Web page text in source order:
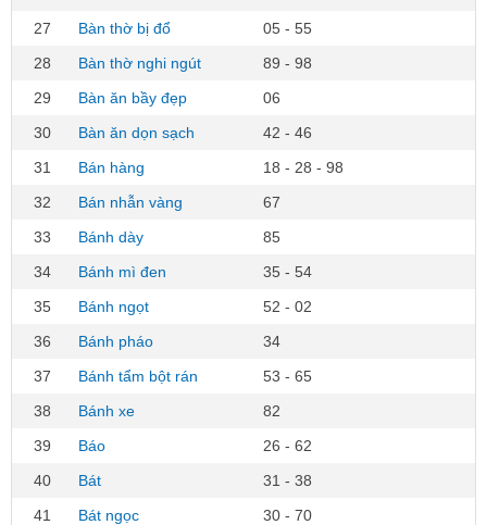
27
Bàn thờ bị đổ
05 - 55
28
Bàn thờ nghi ngút
89 - 98
29
Bàn ăn bầy đẹp
06
30
Bàn ăn dọn sạch
42 - 46
31
Bán hàng
18 - 28 - 98
32
Bán nhẫn vàng
67
33
Bánh dày
85
34
Bánh mì đen
35 - 54
35
Bánh ngọt
52 - 02
36
Bánh pháo
34
37
Bánh tẩm bột rán
53 - 65
38
Bánh xe
82
39
Báo
26 - 62
40
Bát
31 - 38
41
Bát ngọc
30 - 70